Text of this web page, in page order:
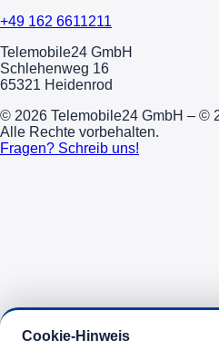
+49 162 6611211
Telemobile24 GmbH
Schlehenweg 16
65321 Heidenrod
© 2026 Telemobile24 GmbH – ©
Alle Rechte vorbehalten.
Fragen? Schreib uns!
Cookie-Hinweis